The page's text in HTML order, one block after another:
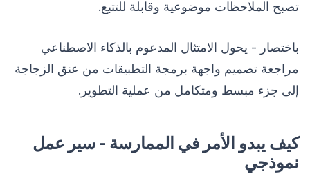
تصبح الملاحظات موضوعية وقابلة للتتبع.
باختصار - يحول الامتثال المدعوم بالذكاء الاصطناعي
مراجعة تصميم واجهة برمجة التطبيقات من عنق الزجاجة
إلى جزء مبسط ومتكامل من عملية التطوير.
كيف يبدو الأمر في الممارسة - سير عمل
نموذجي